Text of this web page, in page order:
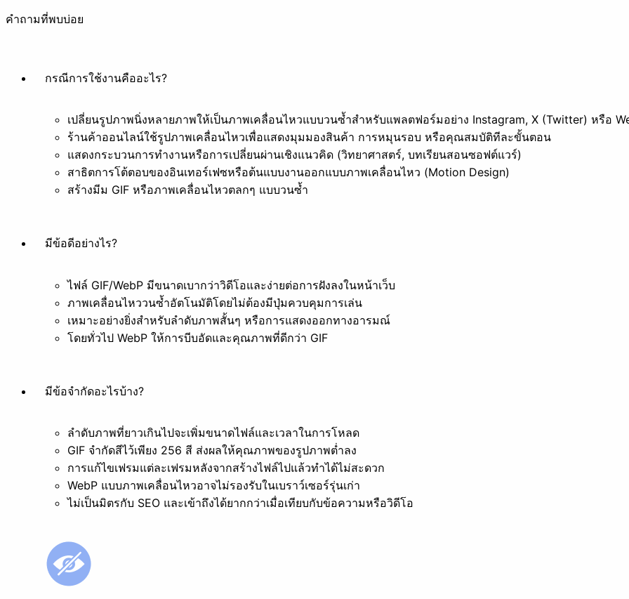
ลบพื้นหลัง
คำถามที่พบบ่อย
กรณีการใช้งานคืออะไร?
เปลี่ยนรูปภาพนิ่งหลายภาพให้เป็นภาพเคลื่อนไหวแบบวนซ้ำสำหรับแพลตฟอร์มอย่าง Instagram, X (Twitter) หรือ
ร้านค้าออนไลน์ใช้รูปภาพเคลื่อนไหวเพื่อแสดงมุมมองสินค้า การหมุนรอบ หรือคุณสมบัติทีละขั้นตอน
แสดงกระบวนการทำงานหรือการเปลี่ยนผ่านเชิงแนวคิด (วิทยาศาสตร์, บทเรียนสอนซอฟต์แวร์)
สาธิตการโต้ตอบของอินเทอร์เฟซหรือต้นแบบงานออกแบบภาพเคลื่อนไหว (Motion Design)
สร้างมีม GIF หรือภาพเคลื่อนไหวตลกๆ แบบวนซ้ำ
มีข้อดีอย่างไร?
ไฟล์ GIF/WebP มีขนาดเบากว่าวิดีโอและง่ายต่อการฝังลงในหน้าเว็บ
ภาพเคลื่อนไหววนซ้ำอัตโนมัติโดยไม่ต้องมีปุ่มควบคุมการเล่น
เหมาะอย่างยิ่งสำหรับลำดับภาพสั้นๆ หรือการแสดงออกทางอารมณ์
โดยทั่วไป WebP ให้การบีบอัดและคุณภาพที่ดีกว่า GIF
มีข้อจำกัดอะไรบ้าง?
ลำดับภาพที่ยาวเกินไปจะเพิ่มขนาดไฟล์และเวลาในการโหลด
GIF จำกัดสีไว้เพียง 256 สี ส่งผลให้คุณภาพของรูปภาพต่ำลง
การแก้ไขเฟรมแต่ละเฟรมหลังจากสร้างไฟล์ไปแล้วทำได้ไม่สะดวก
WebP แบบภาพเคลื่อนไหวอาจไม่รองรับในเบราว์เซอร์รุ่นเก่า
ไม่เป็นมิตรกับ SEO และเข้าถึงได้ยากกว่าเมื่อเทียบกับข้อความหรือวิดีโอ